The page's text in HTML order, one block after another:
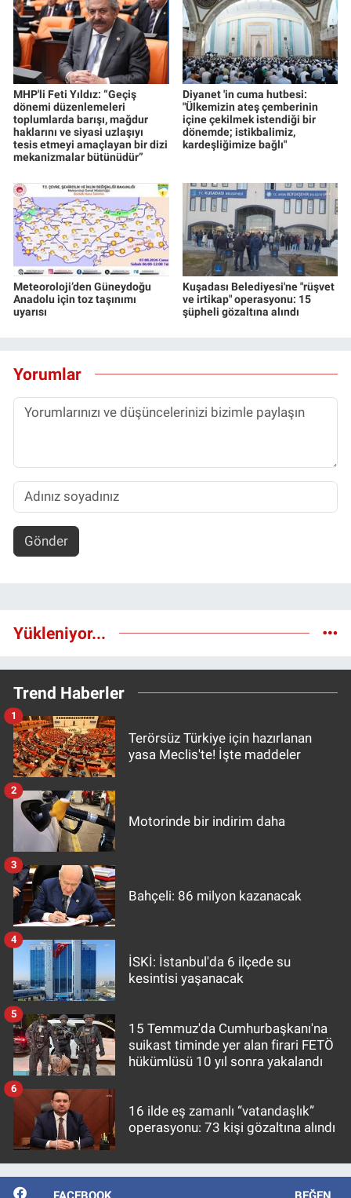
MHP'li Feti Yıldız: “Geçiş
dönemi düzenlemeleri
toplumlarda barışı, mağdur
haklarını ve siyasi uzlaşıyı
tesis etmeyi amaçlayan bir dizi
mekanizmalar bütünüdür”
Diyanet 'in cuma hutbesi:
"Ülkemizin ateş çemberinin
içine çekilmek istendiği bir
dönemde; istikbalimiz,
kardeşliğimize bağlı"
Meteoroloji’den Güneydoğu
Anadolu için toz taşınımı
uyarısı
Kuşadası Belediyesi'ne "rüşvet
ve irtikap" operasyonu: 15
şüpheli gözaltına alındı
Yorumlar
Gönder
Yükleniyor...
Trend Haberler
Terörsüz Türkiye için hazırlanan
yasa Meclis'te! İşte maddeler
1
Motorinde bir indirim daha
2
Bahçeli: 86 milyon kazanacak
3
İSKİ: İstanbul'da 6 ilçede su
kesintisi yaşanacak
4
15 Temmuz'da Cumhurbaşkanı'na
suikast timinde yer alan firari FETÖ
hükümlüsü 10 yıl sonra yakalandı
5
16 ilde eş zamanlı “vatandaşlık”
operasyonu: 73 kişi gözaltına alındı
6